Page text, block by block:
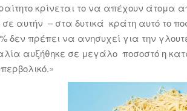
κρίνεται το να απέχουν άτομα
αυτήν – στα δυτικά κράτη αυτό το
δεν πρέπει να ανησυχεί για την
αυξήθηκε σε μεγάλο ποσοστό η